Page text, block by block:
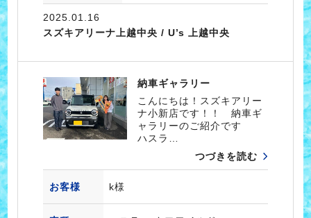
2025.01.16
スズキアリーナ上越中央 / U’s 上越中央
納車ギャラリー
こんにちは！スズキアリー
ナ小新店です！！ 納車ギ
ャラリーのご紹介です
ハスラ…
つづきを読む
お客様 k様